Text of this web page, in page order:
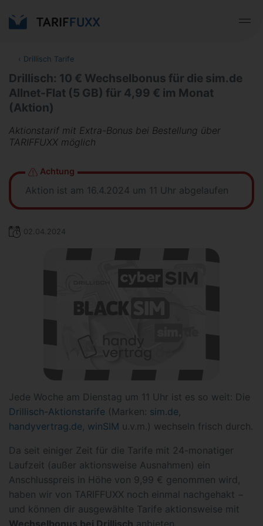
‹ Drillisch Tarife
Drillisch: 10 € Wechselbonus für die sim.de
Allnet-Flat (5 GB) für 4,99 € im Monat
(Aktion)
Aktionstarif mit Extra-Bonus bei Bestellung über
TARIFFUXX möglich
Achtung
Aktion ist am 16.4.2024 um 11 Uhr abgelaufen
02.04.2024
Jede Woche am Dienstag um 11 Uhr ist es so weit: Die
Drillisch-Aktionstarife (Marken: sim.de,
handyvertrag.de, winSIM u.v.m.) wechseln frisch durch.
Da seit einiger Zeit für die Tarife mit 24-monatiger
Laufzeit (außer aktionsweise Ausnahmen) ein
Anschlusspreis in Höhe von 9,99 € genommen wird,
haben wir von TARIFFUXX noch einmal nachgehakt −
und können dir ausgewählte Tarife aktionsweise mit
Wechselbonus bei Drillisch anbieten.